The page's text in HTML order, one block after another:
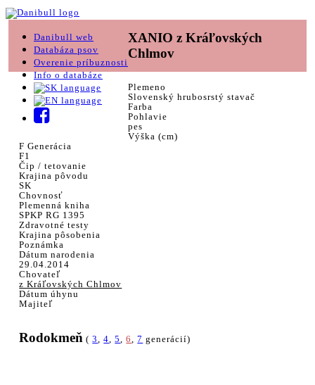
Danibull web
Databáza psov
Overenie príbuznosti
Info o databáze
XANIO z Kráľovských
Chlmov
Plemeno
Slovenský hrubosrstý stavač
Farba
Pohlavie
pes
Výška (cm)
F Generácia
F1
Čip / tetovanie
Krajina pôvodu
SK
Chovnosť
Plemenná kniha
SPKP RG 1395
Zdravotné testy
Krajina pôsobenia
Poznámka
Dátum narodenia
29.04.2014
Chovateľ
z Kráľovských Chlmov
Dátum úhynu
Majiteľ
Rodokmeň (3,4,5,6,7 generácií)